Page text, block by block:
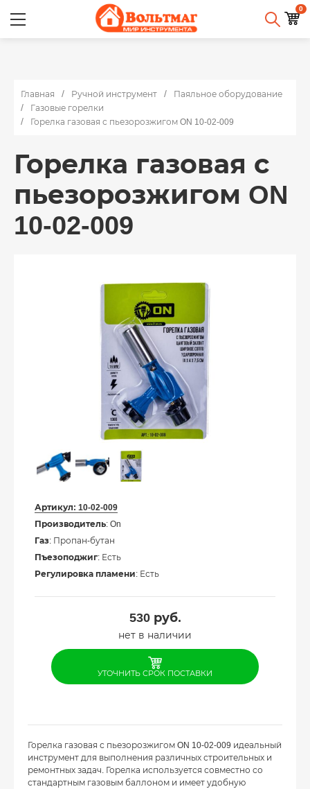
0
Главная Ручной инструмент
Паяльное оборудование
Газовые горелки
Горелка газовая с пьезорозжигом ON 10-02-009
Горелка газовая с
пьезорозжигом ON
10-02-009
Артикул: 10-02-009
Производитель: On
Газ: Пропан-бутан
Пъезоподжиг: Есть
Регулировка пламени: Есть
530руб.
нет в наличии
УТОЧНИТЬ СРОК ПОСТАВКИ
Горелка газовая с пьезорозжигом ON 10-02-009 идеальный
инструмент для выполнения различных строительных и
ремонтных задач. Горелка используется совместно со
стандартным газовым баллоном и имеет удобную